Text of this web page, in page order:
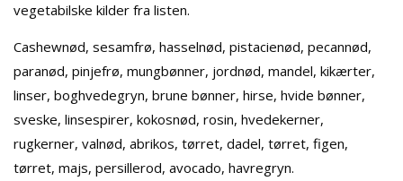
vegetabilske kilder fra listen.
Cashewnød, sesamfrø, hasselnød, pistacienød, pecannød,
paranød, pinjefrø, mungbønner, jordnød, mandel, kikærter,
linser, boghvedegryn, brune bønner, hirse, hvide bønner,
sveske, linsespirer, kokosnød, rosin, hvedekerner,
rugkerner, valnød, abrikos, tørret, dadel, tørret, figen,
tørret, majs, persillerod, avocado, havregryn.